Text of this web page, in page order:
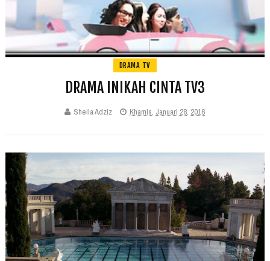
DRAMA TV
DRAMA INIKAH CINTA TV3
Sheila Adziz Khamis, Januari 28, 2016